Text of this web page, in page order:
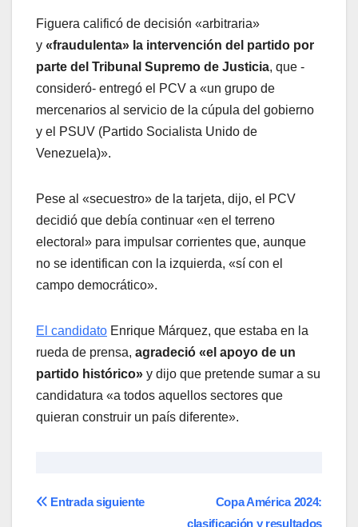
Figuera calificó de decisión «arbitraria»
y «fraudulenta» la intervención del partido por
parte del Tribunal Supremo de Justicia, que -
consideró- entregó el PCV a «un grupo de
mercenarios al servicio de la cúpula del gobierno
y el PSUV (Partido Socialista Unido de
Venezuela)».
Pese al «secuestro» de la tarjeta, dijo, el PCV
decidió que debía continuar «en el terreno
electoral» para impulsar corrientes que, aunque
no se identifican con la izquierda, «sí con el
campo democrático».
El candidato Enrique Márquez, que estaba en la
rueda de prensa, agradeció «el apoyo de un
partido histórico» y dijo que pretende sumar a su
candidatura «a todos aquellos sectores que
quieran construir un país diferente».
Navegación
Copa América 2024:
clasificación y resultados
Entrada siguiente